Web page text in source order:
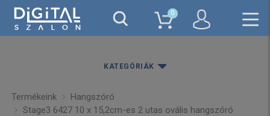
0
KATEGÓRIÁK
Termékeink
Hangszóró
Stage3 6427 10 x 15,2cm-es 2 utas ovális hangszóró